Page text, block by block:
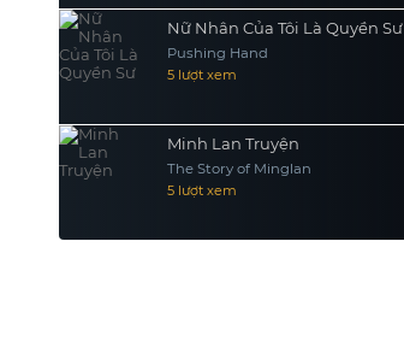
Nữ Nhân Của Tôi Là Quyền Sư
Pushing Hand
5 lượt xem
Minh Lan Truyện
The Story of Minglan
5 lượt xem